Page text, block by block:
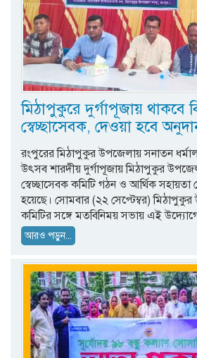
মিঠাপুকুরে দুর্গাপূজায় থাকবে
স্বেচ্ছাসেবক, দেওয়া হবে
রংপুরের মিঠাপুকুর উপজেলায় সনাতন
উৎসব শারদীয় দুর্গাপূজায় মিঠাপুকুর
স্বেচ্ছাসেবক কমিটি গঠন ও আর্থিক
হয়েছে। সোমবার (২২ সেপ্টেম্বর)
কমিটির সঙ্গে মতবিনিময় সভায় এই
আরও পড়ুন...